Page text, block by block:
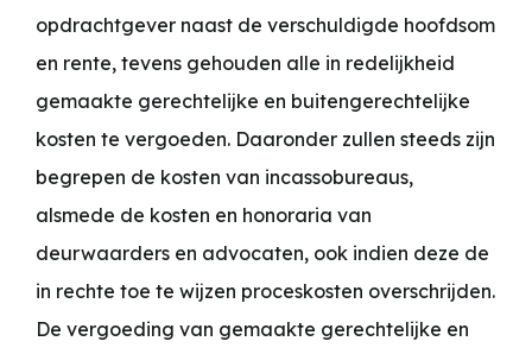
opdrachtgever naast de verschuldigde hoofdsom
en rente, tevens gehouden alle in redelijkheid
gemaakte gerechtelijke en buitengerechtelijke
kosten te vergoeden. Daaronder zullen steeds zijn
begrepen de kosten van incassobureaus,
alsmede de kosten en honoraria van
deurwaarders en advocaten, ook indien deze de
in rechte toe te wijzen proceskosten overschrijden.
De vergoeding van gemaakte gerechtelijke en